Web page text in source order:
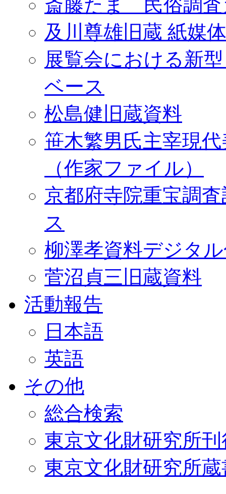
斎藤たま 民俗調査
及川尊雄旧蔵 紙媒
展覧会における新
ベース
松島健旧蔵資料
笹木繁男氏主宰現
（作家ファイル）
京都府寺院重宝調
ス
柳澤孝資料デジタ
菅沼貞三旧蔵資料
活動報告
日本語
英語
その他
総合検索
東京文化財研究所
東京文化財研究所